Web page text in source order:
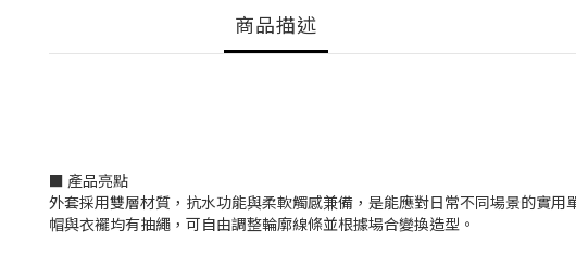
商品描述
■ 產品亮點
外套採用雙層材質，抗水功能與柔軟觸感兼備，是能應對日常不同場景的實
帽與衣襬均有抽繩，可自由調整輪廓線條並根據場合變換造型。